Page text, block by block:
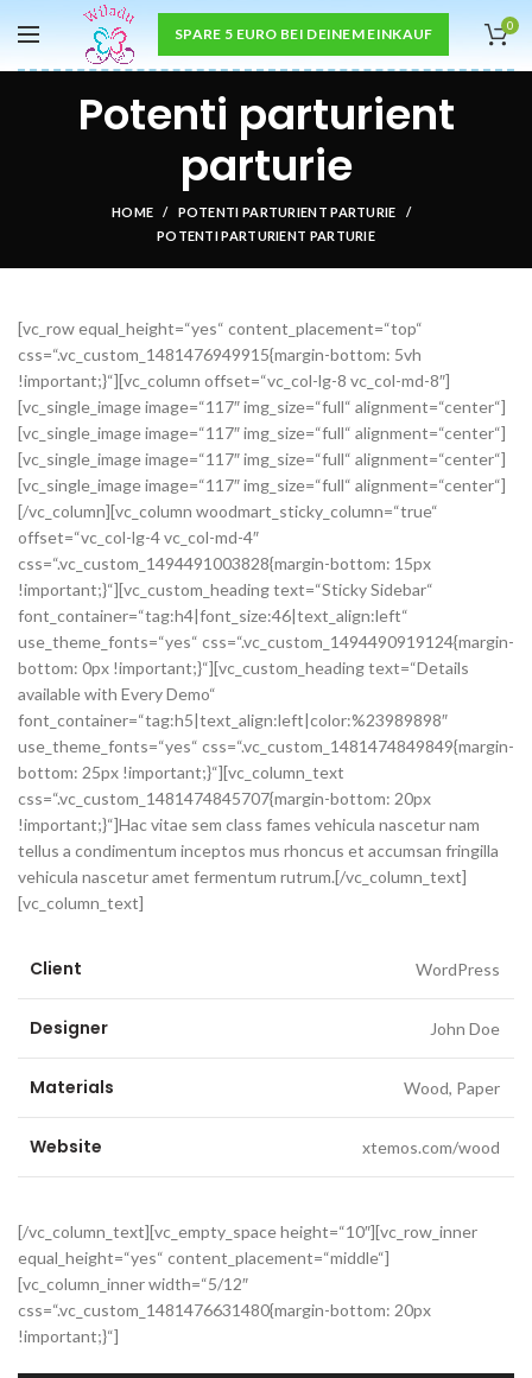
SPARE 5 EURO BEI DEINEM EINKAUF 0
Potenti parturient
parturie
HOME
POTENTI PARTURIENT PARTURIE
POTENTI PARTURIENT PARTURIE
[vc_row equal_height=“yes“ content_placement=“top“
css=“.vc_custom_1481476949915{margin-bottom: 5vh
!important;}“][vc_column offset=“vc_col-lg-8 vc_col-md-8″]
[vc_single_image image=“117″ img_size=“full“ alignment=“center“]
[vc_single_image image=“117″ img_size=“full“ alignment=“center“]
[vc_single_image image=“117″ img_size=“full“ alignment=“center“]
[vc_single_image image=“117″ img_size=“full“ alignment=“center“]
[/vc_column][vc_column woodmart_sticky_column=“true“
offset=“vc_col-lg-4 vc_col-md-4″
css=“.vc_custom_1494491003828{margin-bottom: 15px
!important;}“][vc_custom_heading text=“Sticky Sidebar“
font_container=“tag:h4|font_size:46|text_align:left“
use_theme_fonts=“yes“ css=“.vc_custom_1494490919124{margin-
bottom: 0px !important;}“][vc_custom_heading text=“Details
available with Every Demo“
font_container=“tag:h5|text_align:left|color:%23989898″
use_theme_fonts=“yes“ css=“.vc_custom_1481474849849{margin-
bottom: 25px !important;}“][vc_column_text
css=“.vc_custom_1481474845707{margin-bottom: 20px
!important;}“]Hac vitae sem class fames vehicula nascetur nam
tellus a condimentum inceptos mus rhoncus et accumsan fringilla
vehicula nascetur amet fermentum rutrum.[/vc_column_text]
[vc_column_text]
Client WordPress
Designer John Doe
Materials Wood, Paper
Website xtemos.com/wood
[/vc_column_text][vc_empty_space height=“10″][vc_row_inner
equal_height=“yes“ content_placement=“middle“]
[vc_column_inner width=“5/12″
css=“.vc_custom_1481476631480{margin-bottom: 20px
!important;}“]